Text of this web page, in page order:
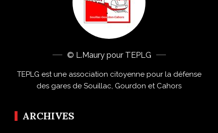
© L.Maury pour TEPLG
TEPLG est une association citoyenne pour la défense
des gares de Souillac, Gourdon et Cahors
ARCHIVES